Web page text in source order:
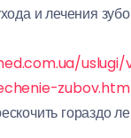
и лечения
uslugi/
гораздо